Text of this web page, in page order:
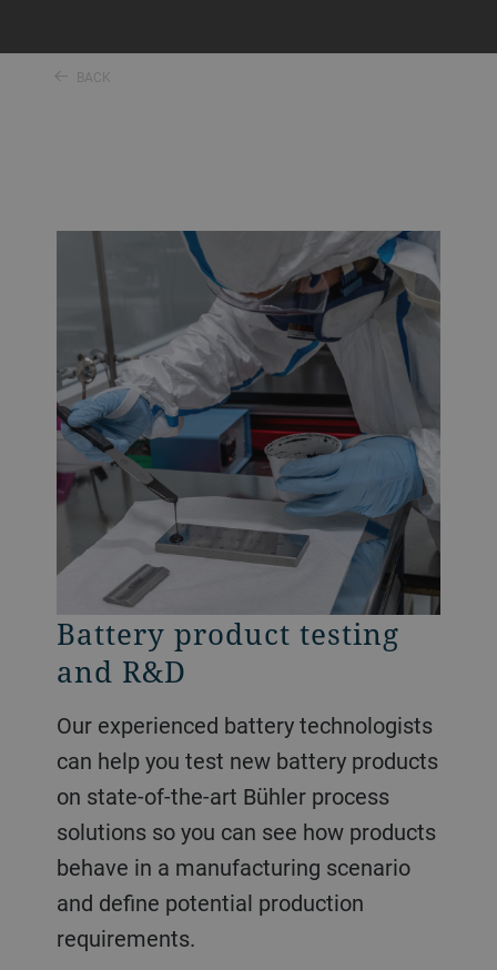
BACK
Battery product testing
and R&D
Our experienced battery technologists
can help you test new battery products
on state-of-the-art Bühler process
solutions so you can see how products
behave in a manufacturing scenario
and define potential production
requirements.